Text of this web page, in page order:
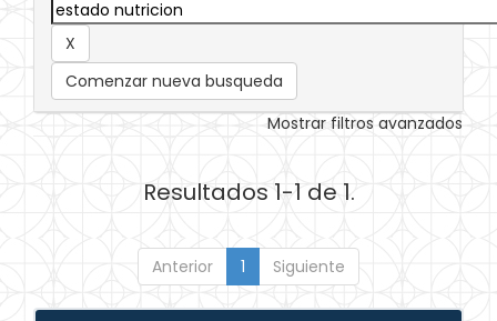
Comenzar nueva busqueda
Mostrar filtros avanzados
Resultados 1-1 de 1.
Anterior 1 Siguiente